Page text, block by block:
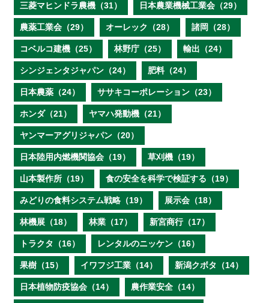
三菱マヒンドラ農機（31） 日本農業機械工業会（29）
農薬工業会（29） オーレック（28） 諸岡（28）
コベルコ建機（25） 林野庁（25） 輸出（24）
シンジェンタジャパン（24） 肥料（24）
日本農薬（24） ササキコーポレーション（23）
ホンダ（21） ヤマハ発動機（21）
ヤンマーアグリジャパン（20）
日本陸用内燃機関協会（19） 草刈機（19）
山本製作所（19） 食の安全を科学で検証する（19）
みどりの食料システム戦略（19） 展示会（18）
林機展（18） 林業（17） 新宮商行（17）
トラクタ（16） レンタルのニッケン（16）
果樹（15） イワフジ工業（14） 新潟クボタ（14）
日本植物防疫協会（14） 農作業安全（14）